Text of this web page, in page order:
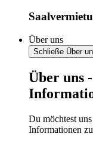
Über uns
Schließe Über
Über uns
Du möchtest
Informationen